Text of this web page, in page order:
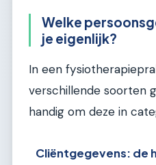
Welke
je eigenlijk?
In een
verschillende soorten
handig om deze in
Cliëntgegevens: de